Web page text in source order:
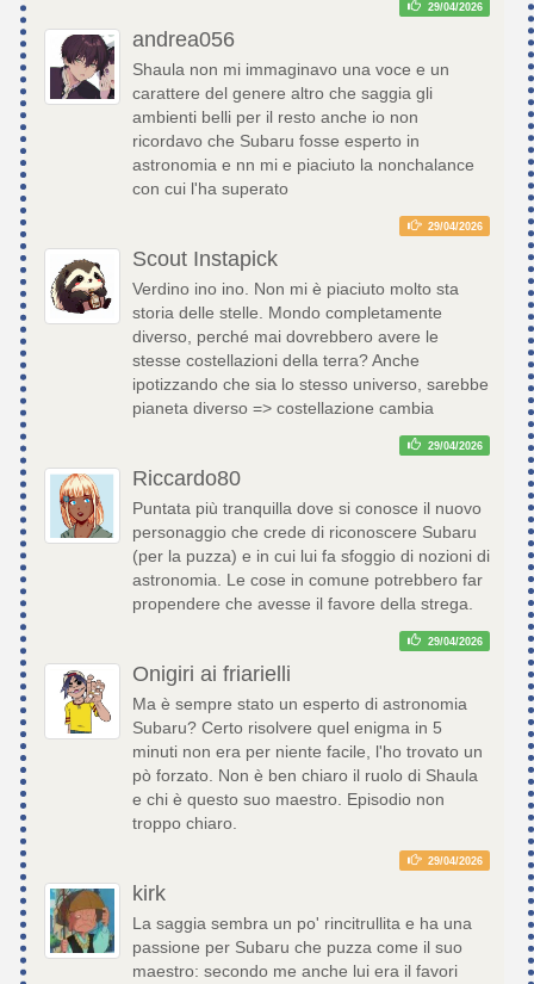
29/04/2026
andrea056
Shaula non mi immaginavo una voce e un
carattere del genere altro che saggia gli
ambienti belli per il resto anche io non
ricordavo che Subaru fosse esperto in
astronomia e nn mi e piaciuto la nonchalance
con cui l'ha superato
29/04/2026
Scout Instapick
Verdino ino ino. Non mi è piaciuto molto sta
storia delle stelle. Mondo completamente
diverso, perché mai dovrebbero avere le
stesse costellazioni della terra? Anche
ipotizzando che sia lo stesso universo, sarebbe
pianeta diverso => costellazione cambia
29/04/2026
Riccardo80
Puntata più tranquilla dove si conosce il nuovo
personaggio che crede di riconoscere Subaru
(per la puzza) e in cui lui fa sfoggio di nozioni di
astronomia. Le cose in comune potrebbero far
propendere che avesse il favore della strega.
29/04/2026
Onigiri ai friarielli
Ma è sempre stato un esperto di astronomia
Subaru? Certo risolvere quel enigma in 5
minuti non era per niente facile, l'ho trovato un
pò forzato. Non è ben chiaro il ruolo di Shaula
e chi è questo suo maestro. Episodio non
troppo chiaro.
29/04/2026
kirk
La saggia sembra un po' rincitrullita e ha una
passione per Subaru che puzza come il suo
maestro: secondo me anche lui era il favori